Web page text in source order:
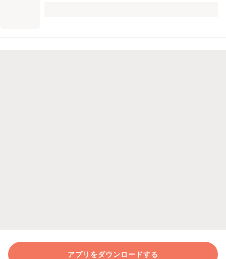
アプリをダウンロードする